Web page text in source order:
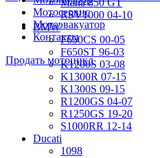
Mana 850 GT
RSV1000 04-10
BMW
F650CS 00-05
F650ST 96-03
K1200S 03-08
K1300R 07-15
K1300S 09-15
R1200GS 04-07
R1250GS 19-20
S1000RR 12-14
Ducati
1098
Мотосервис
Мотоэвакуатор
Контакты
Продать мотоцикл